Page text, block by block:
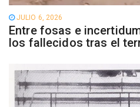
JULIO 6, 2026
Entre fosas e
los fallecidos tras el